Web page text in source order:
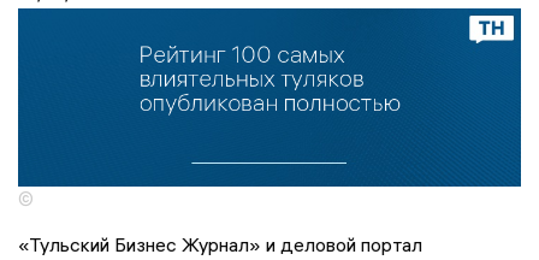
©
«Тульский Бизнес Журнал» и деловой портал